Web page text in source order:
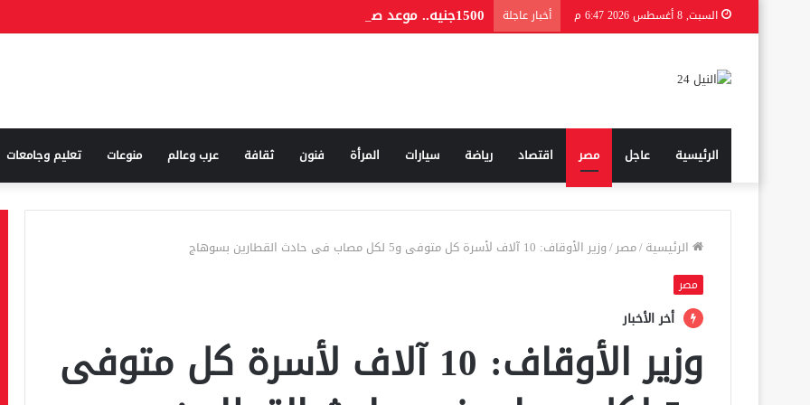
السبت, 8 أغسطس 2026 6:47 م أخبار عاجلة 1500جنيه.. موعد صرف منحة المولد النبوي 2026 للعمالة غير المنتظمة
الرئيسية عاجل مصر اقتصاد رياضة سيارات المرأة فنون ثقافة عرب وعالم منوعات تعليم وجامعات
الرئيسية/مصر/وزير الأوقاف: 10 آلاف لأسرة كل متوفى و5 لكل مصاب فى حادث القطارين بسوهاج
مصر
أخر الأخبار
وزير الأوقاف: 10 آلاف لأسرة كل متوفى